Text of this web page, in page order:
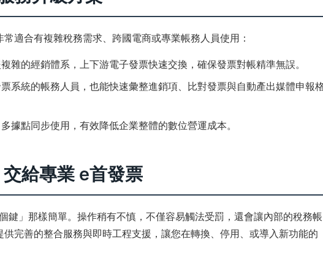
適合有複雜稅務需求、跨國電商或專業帳務人員使用：
複雜的經銷體系，上下游電子發票快速交換，確保發票對帳精準無誤。
票系統的帳務人員，也能快速彙整進銷項、比對發票與自動產出媒體申報
據點同步使用，有效降低企業整體的數位營運成本。
給專業 e首發票
鍵」那樣簡單。操作稍有不慎，不僅容易觸法受罰，還會讓內部的稅務帳
完善的整合服務與即時工程支援，讓您在轉換、停用、或導入新功能的